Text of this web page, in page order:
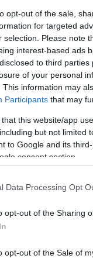
opt-out of the sale,
for targeted
selection. Please note
interest-based ads
to third
of your personal
This information may
Participants that may
that this website/app
but not limited
to Google and its
consent section.
Data Processing Opt
opt-out of the Sharing
opt-out of the Sale of
rajongói
újságíró azt
közös fotót
a színész azonnal
kihasználták,
azért jól érezte
néha nemigen
országok
az újságírók
- ami
nemzeti tánca.